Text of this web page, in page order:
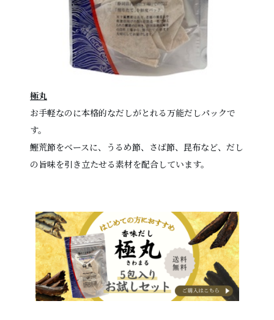
極丸
お手軽なのに本格的なだしがとれる万能だしパックで
す。
鰹荒節をベースに、うるめ節、さば節、昆布など、だし
の旨味を引き立たせる素材を配合しています。